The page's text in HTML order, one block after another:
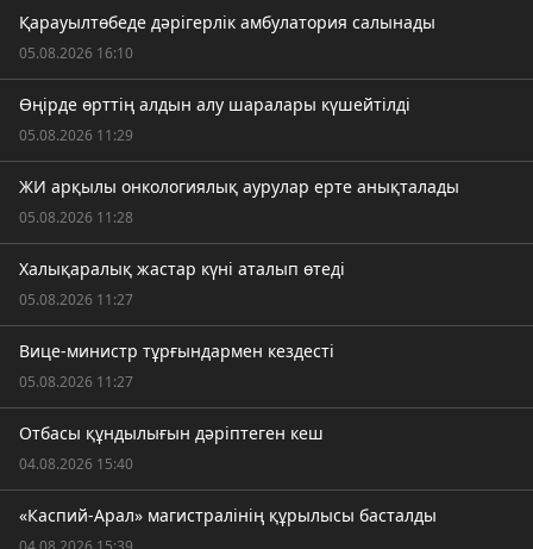
Қарауылтөбеде дәрігерлік амбулатория салынады
05.08.2026 16:10
Өңірде өрттің алдын алу шаралары күшейтілді
05.08.2026 11:29
ЖИ арқылы онкологиялық аурулар ерте анықталады
05.08.2026 11:28
Халықаралық жастар күні аталып өтеді
05.08.2026 11:27
Вице-министр тұрғындармен кездесті
05.08.2026 11:27
Отбасы құндылығын дәріптеген кеш
04.08.2026 15:40
«Каспий-Арал» магистралінің құрылысы басталды